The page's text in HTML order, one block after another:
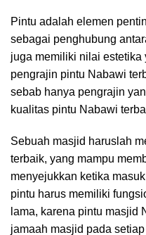
Pintu adalah elemen
sebagai penghubung
juga memiliki nilai estetika
pengrajin pintu Nabawi
sebab hanya pengrajin
kualitas pintu Nabawi
Sebuah masjid haruslah
terbaik, yang mampu
menyejukkan ketika
pintu harus memiliki
lama, karena pintu masjid
jamaah masjid pada